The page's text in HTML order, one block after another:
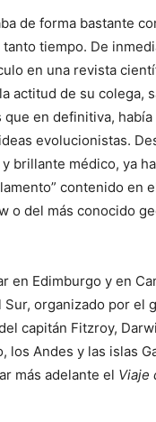
de forma bastante
tiempo. De
en una revista
actitud de su colega,
que en definitiva, había
evolucionistas.
brillante médico, ya
contenido en
o del más conocido
en Edimburgo y en
organizado por el
capitán Fitzroy,
los Andes y las islas
más adelante el Viaje